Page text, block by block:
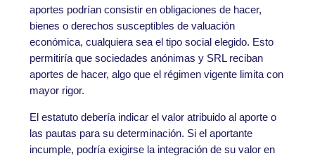
aportes podrían consistir en obligaciones de hacer,
bienes o derechos susceptibles de valuación
económica, cualquiera sea el tipo social elegido. Esto
permitiría que sociedades anónimas y SRL reciban
aportes de hacer, algo que el régimen vigente limita con
mayor rigor.
El estatuto debería indicar el valor atribuido al aporte o
las pautas para su determinación. Si el aportante
incumple, podría exigirse la integración de su valor en